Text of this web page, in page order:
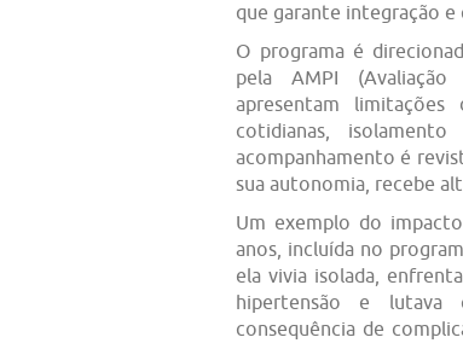
que garante integração e
O programa é
pela AMPI
apresentam limitações
cotidianas,
acompanhamento é
sua autonomia, recebe
Um exemplo do
anos, incluída no
ela vivia isolada,
hipertensão e lutava
consequência de